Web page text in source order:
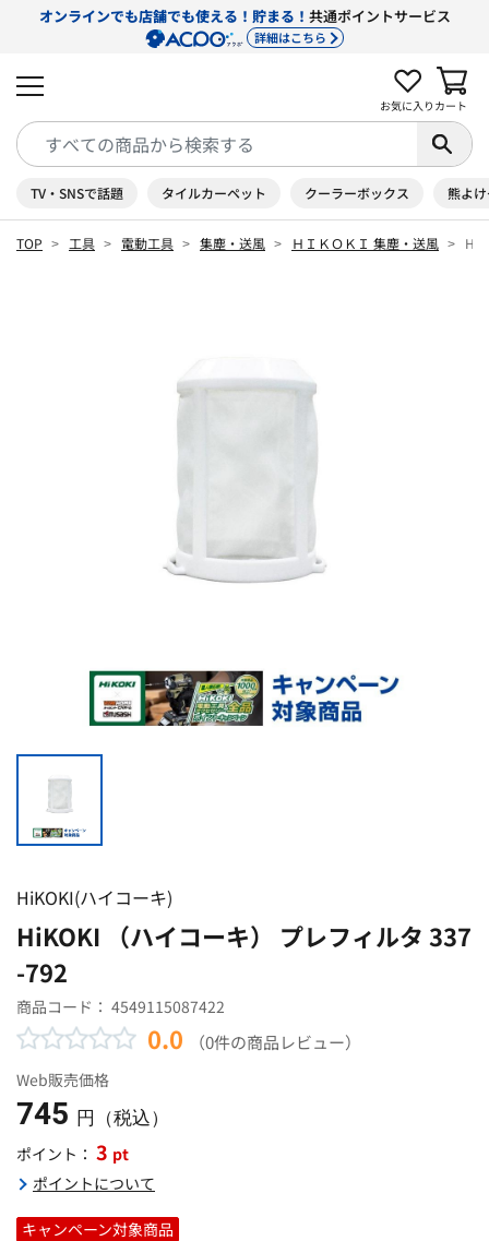
オンラインでも店舗でも使える！貯まる！ 共通ポイントサービス
詳細はこちら
お気に入り カート
TV・SNSで話題 タイルカーペット クーラーボックス 熊よ
TOP 工具 電動工具 集塵・送風 ＨＩＫＯＫＩ 集塵・送風
HiKOKI(ハイコーキ)
HiKOKI （ハイコーキ） プレフィルタ 337
-792
商品コード： 4549115087422
0.0 （0件の商品レビュー）
Web販売価格
745 円（税込）
ポイント： 3 pt
ポイントについて
キャンペーン対象商品